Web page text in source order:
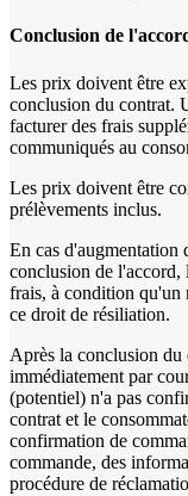
Conclusion de
Les prix doivent être
conclusion du contrat.
facturer des frais
communiqués au
Les prix doivent être
prélèvements inclus.
En cas d'augmentation
conclusion de l'accord,
frais, à condition qu'un
ce droit de résiliation.
Après la conclusion
immédiatement par
(potentiel) n'a pas
contrat et le
confirmation de
commande, des
procédure de